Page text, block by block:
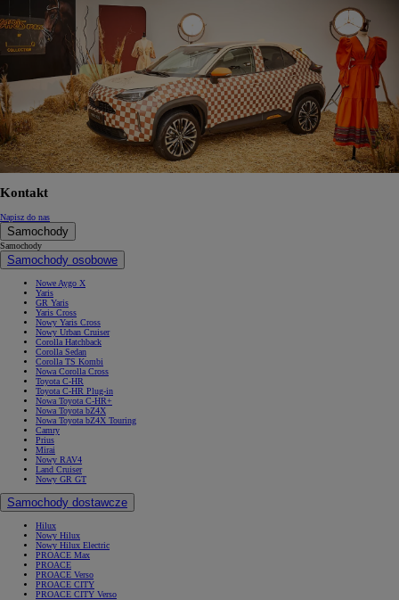
Kontakt
Napisz do nas
Samochody
Samochody
Samochody osobowe
Nowe Aygo X
Yaris
GR Yaris
Yaris Cross
Nowy Yaris Cross
Nowy Urban Cruiser
Corolla Hatchback
Corolla Sedan
Corolla TS Kombi
Nowa Corolla Cross
Toyota C-HR
Toyota C-HR Plug-in
Nowa Toyota C-HR+
Nowa Toyota bZ4X
Nowa Toyota bZ4X Touring
Camry
Prius
Mirai
Nowy RAV4
Land Cruiser
Nowy GR GT
Samochody dostawcze
Hilux
Nowy Hilux
Nowy Hilux Electric
PROACE Max
PROACE
PROACE Verso
PROACE CITY
PROACE CITY Verso